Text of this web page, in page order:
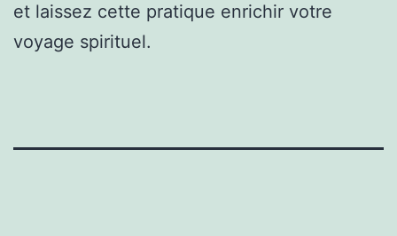
et laissez cette pratique enrichir votre
voyage spirituel.